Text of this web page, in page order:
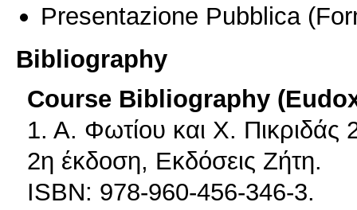
Presentazione Pubblica
Bibliography
Course Bibliography
1. Α. Φωτίου και Χ. Πικριδάς
2η έκδοση, Εκδόσεις Ζήτη.
ISBN: 978-960-456-346-3.